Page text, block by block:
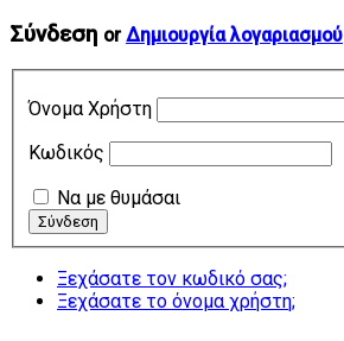
Σύνδεση orΔημιουργία λογαριασμού
Όνομα Χρήστη
Κωδικός
Να με θυμάσαι
Ξεχάσατε τον κωδικό σας;
Ξεχάσατε το όνομα χρήστη;